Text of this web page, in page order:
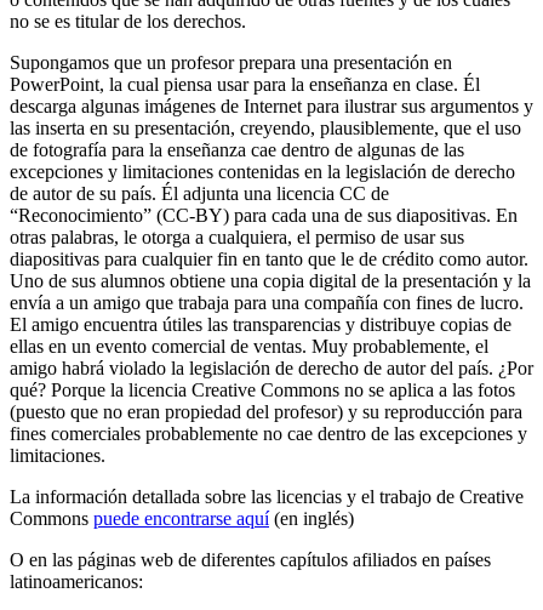
no se es titular de los derechos.
Supongamos que un profesor prepara una presentación en
PowerPoint, la cual piensa usar para la enseñanza en clase. Él
descarga algunas imágenes de Internet para ilustrar sus argumentos y
las inserta en su presentación, creyendo, plausiblemente, que el uso
de fotografía para la enseñanza cae dentro de algunas de las
excepciones y limitaciones contenidas en la legislación de derecho
de autor de su país. Él adjunta una licencia CC de
“Reconocimiento” (CC-BY) para cada una de sus diapositivas. En
otras palabras, le otorga a cualquiera, el permiso de usar sus
diapositivas para cualquier fin en tanto que le de crédito como autor.
Uno de sus alumnos obtiene una copia digital de la presentación y la
envía a un amigo que trabaja para una compañía con fines de lucro.
El amigo encuentra útiles las transparencias y distribuye copias de
ellas en un evento comercial de ventas. Muy probablemente, el
amigo habrá violado la legislación de derecho de autor del país. ¿Por
qué? Porque la licencia Creative Commons no se aplica a las fotos
(puesto que no eran propiedad del profesor) y su reproducción para
fines comerciales probablemente no cae dentro de las excepciones y
limitaciones.
La información detallada sobre las licencias y el trabajo de Creative
Commons puede encontrarse aquí(en inglés)
O en las páginas web de diferentes capítulos afiliados en países
latinoamericanos: